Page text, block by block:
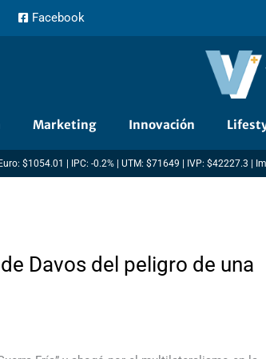
Facebook
Marketing Innovación
$1054.01 | IPC: -0.2% | UTM: $71649 | IVP: $42227.3 |
Davos del peligro de una